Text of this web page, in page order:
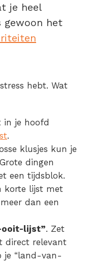
je heel
gewoon het
hebt. Wat
in je hoofd
.
klusjes kun je
dingen
een tijdsblok.
korte lijst met
dan een
ooit-lijst”. Zet
direct relevant
je “land-van-